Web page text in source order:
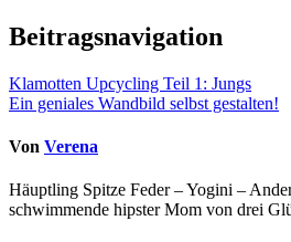
Beitragsnavigation
Klamotten Upcycling Teil 1: Jungs
Ein geniales Wandbild selbst gestalten!
Von Verena
Häuptling Spitze Feder – Yogini –
schwimmende hipster Mom von drei